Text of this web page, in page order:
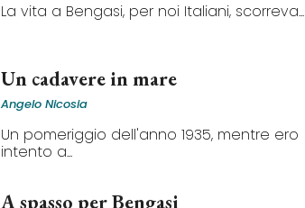
La vita a Bengasi, per noi Italiani, scorreva...
Un cadavere in mare
Angelo Nicosia
Un pomeriggio dell'anno 1935, mentre ero
intento a...
A spasso per Bengasi